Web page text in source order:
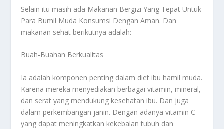
Selain itu masih ada Makanan Bergizi Yang Tepat Untuk
Para Bumil Muda Konsumsi Dengan Aman. Dan
makanan sehat berikutnya adalah:
Buah-Buahan Berkualitas
Ia adalah komponen penting dalam diet ibu hamil muda.
Karena mereka menyediakan berbagai vitamin, mineral,
dan serat yang mendukung kesehatan ibu. Dan juga
dalam perkembangan janin. Dengan adanya vitamin C
yang dapat meningkatkan kekebalan tubuh dan